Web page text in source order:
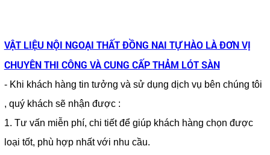
VẬT LIỆU NỘI NGOẠI THẤT ĐỒNG NAI TỰ HÀO LÀ ĐƠN VỊ
CHUYÊN THI CÔNG VÀ CUNG CẤPTHẢM LÓT SÀN
- Khi khách hàng tin tưởng và sử dụng dịch vụ bên chúng tôi
, quý khách sẽ nhận được :
1. Tư vấn miễn phí, chi tiết để giúp khách hàng chọn được
loại tốt, phù hợp nhất với nhu cầu.